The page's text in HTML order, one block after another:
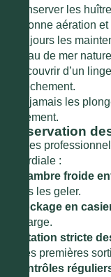
Conserver les
une bonne aération
Toujours les
leur eau de mer
Recouvrir d’un
dessèchement.
Ne jamais les
rapidement.
Conservation
Pour les
primordiale :
Chambre froide
ne pas les geler.
Stockage en
surcharge.
Rotation stricte
être les premières
Contrôles